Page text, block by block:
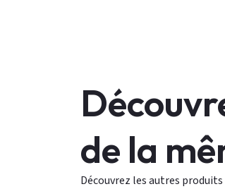
de la
Découvrez les autres